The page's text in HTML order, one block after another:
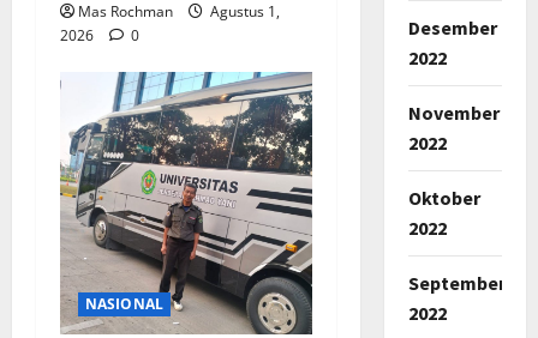
Mas Rochman
Agustus 1,
2026
0
NASIONAL
Desember
2022
November
2022
Oktober
2022
September
2022